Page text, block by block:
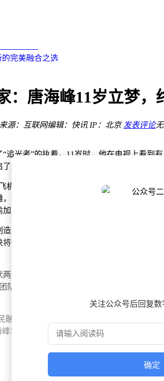
高性价比之选
瞬间
妥协体验
完美融合之选
亮眼，能效比优化成果显著
现亮眼 能效比优化成果获印证
率，提升散热效率与稳定性
女性的飞天传奇
的高性价比之选
：唐海峰11岁立梦
来源：互联网编辑：快讯 IP：北京 发表评论
追光者”的执着。11岁时，他在电视上看
这条充满挑战的逐梦之路。
机”时，迎接他的是哄堂大笑与“吹牛”的
甚至在焊工店免费打工学习电焊技术。
工飞机配件，夜晚还在酒吧兼职补贴开销。
的双人座旋翼飞机在江油试飞成功，成
他推向深渊——2020年，他在内蒙古作业
年后，在朋友建议下转向无人机研发。
队自主研发的X600交叉双旋翼大载重油动
合企业”，团队累计申报专利80余项，其
坦言：“儿时梦想已实现，现在更想带领
关注公众号后回复数
确定